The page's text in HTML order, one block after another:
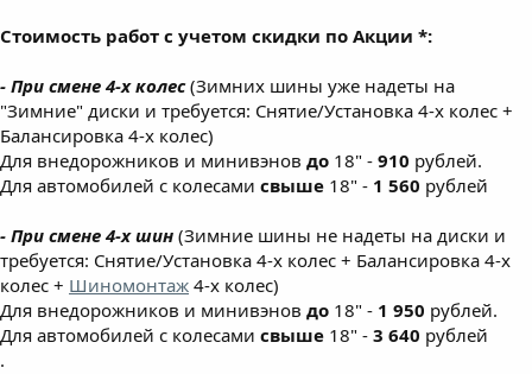
Стоимость работ с учетом скидки по Акции *:
- При смене 4-х колес(Зимних шины уже надеты на
"Зимние" диски и требуется: Снятие/Установка 4-х колес +
Балансировка 4-х колес)
Для внедорожников и минивэнов до 18" - 910 рублей.
Для автомобилей с колесами свыше 18" - 1 560 рублей
- При смене 4-х шин (Зимние шины не надеты на диски и
требуется: Снятие/Установка 4-х колес + Балансировка 4-х
колес + Шиномонтаж 4-х колес)
Для внедорожников и минивэнов до 18" - 1 950 рублей.
Для автомобилей с колесами свыше 18" - 3 640 рублей
.